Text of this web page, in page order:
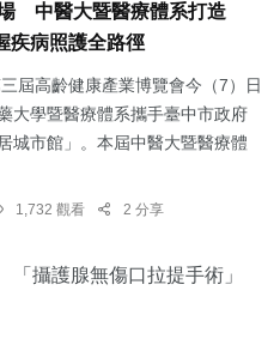
中醫大暨醫療體系打造
疾病照護全路徑
屆高齡健康產業博覽會今（7）日
大學暨醫療體系攜手臺中市政府
城市館」。本屆中醫大暨醫療體
1,732 觀看 2 分享